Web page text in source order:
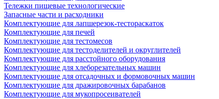
Тележки пищевые технологические
Запасные части и расходники
Комплектующие для лапшерезок-тестораскаток
Комплектующие для печей
Комплектующие для тестомесов
Комплектующие для тестоделителей и округлителей
Комплектующие для расстойного оборудования
Комплектующие для хлеборезательных машин
Комплектующие для отсадочных и формовочных машин
Комплектующие для дражировочных барабанов
Комплектующие для мукопросеивателей